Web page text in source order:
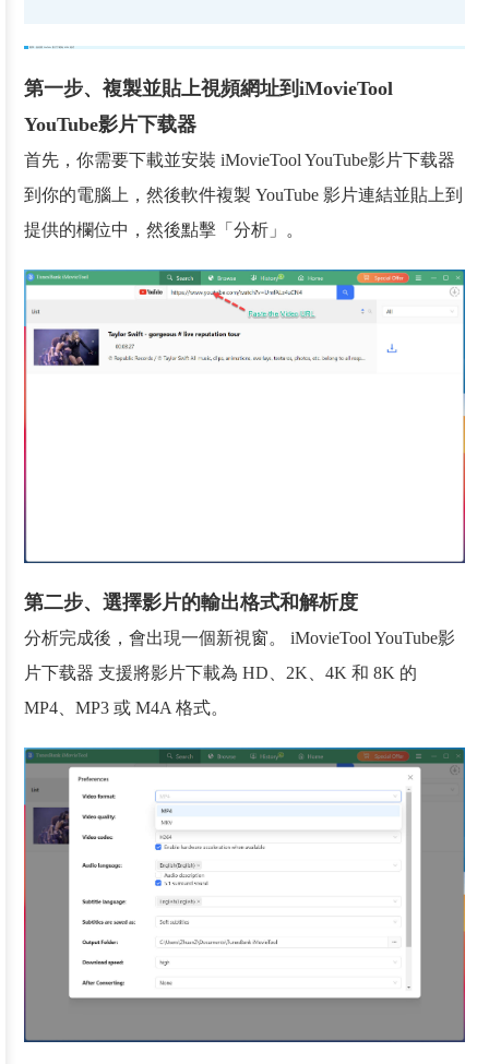
第一步、複製並貼上視頻網址到iMovieTool
YouTube影片下载器
首先，你需要下載並安裝 iMovieTool YouTube影片下载器
到你的電腦上，然後軟件複製 YouTube 影片連結並貼上到
提供的欄位中，然後點擊「分析」。
第二步、選擇影片的輸出格式和解析度
分析完成後，會出現一個新視窗。 iMovieTool YouTube影
片下载器 支援將影片下載為 HD、2K、4K 和 8K 的
MP4、MP3 或 M4A 格式。